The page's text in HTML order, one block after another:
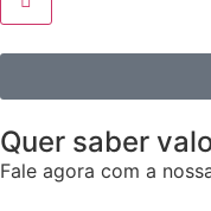
Quer saber
Fale agora com a